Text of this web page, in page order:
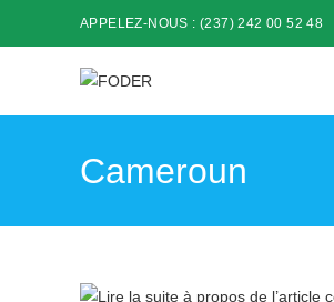
APPELEZ-NOUS : (237) 242 00 52 48
Cameroun